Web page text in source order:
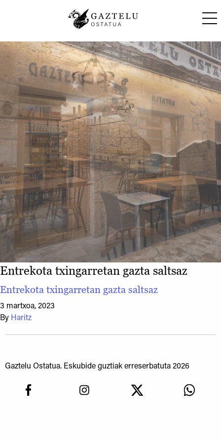
Entrekota txingarretan gazta saltsaz
Entrekota txingarretan gazta saltsaz
3 martxoa, 2023
By Haritz
Gaztelu Ostatua. Eskubide guztiak erreserbatuta 2026